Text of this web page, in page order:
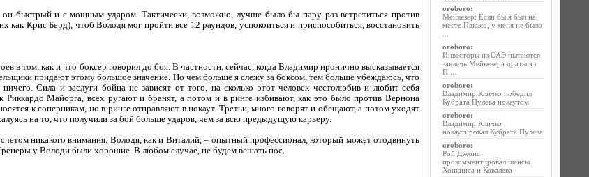
быстрый и с мощным ударом. Тактически, возможно, лучше было бы пару раз встретиться против
Крис Берд), чтоб Володя мог пройти все 12 раундов, успокоиться и приспособиться, восстановить
в том, как и что боксер говорил до боя. В частности, сейчас, когда Владимир иронично высказывается
придают этому большое значение. Но чем больше я слежу за боксом, тем больше убеждаюсь, что
Сила и заслуги бойца не зависят от того, на сколько этот человек честолюбив и любит себя
Риккардо Майорга, всех ругают и бранят, а потом и в ринге избивают, как это было против Вернона
к соперникам, но в ринге отправляют в нокаут. Третьи, много говорят и обещают, а потом уходят
на то, что получили за бой больше ударов, чем за всю предыдущую карьеру.
никакого внимания. Володя, как и Виталий, – опытный профессионал, который может отодвинуть
у Володи были хорошие. В любом случае, не будем вешать нос.
oroboro:
Мейвезер: Если бы я был на
месте Пакьяо, у меня не было
oroboro:
Инвесторы из ОАЭ пытаются
завлечь Мейвезера драться с
П ...
oroboro:
Владимир Кличко победил
Кубрата Пулева нокаутом
oroboro:
Владимир Кличко
нокаутировал Кубрата Пулева
oroboro:
Рой Джонс
прокомментировал шансы
Хопкинса и Ковалева